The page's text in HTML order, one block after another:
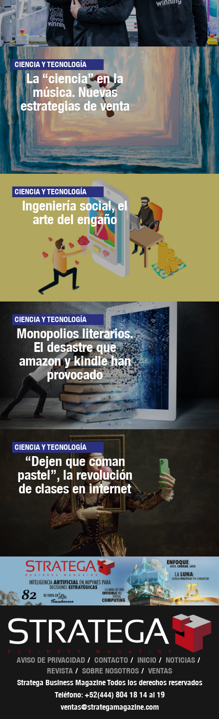
CIENCIA Y TECNOLOGÍA
La “ciencia” en la
música. Nuevas
estrategias de venta
CIENCIA Y TECNOLOGÍA
Ingeniería social, el
arte del engaño
CIENCIA Y TECNOLOGÍA
Monopolios literarios.
El desastre que
amazon y kindle han
provocado
CIENCIA Y TECNOLOGÍA
“Dejen que coman
pastel”, la revolución
de clases en internet
AVISO DE PRIVACIDAD CONTACTO INICIO
NOTICIAS
REVISTA
SOBRE NOSOTROS
VENTAS
Stratega Business Magazine Todos los derechos reservados
Teléfono: +52(444) 804 18 14 al 19
ventas@strategamagazine.com